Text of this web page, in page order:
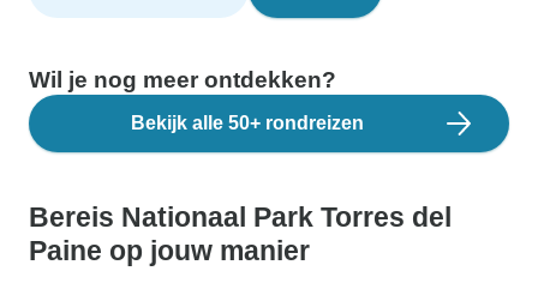
Wil je nog meer ontdekken?
Bekijk alle 50+ rondreizen
Bereis Nationaal Park Torres del
Paine op jouw manier